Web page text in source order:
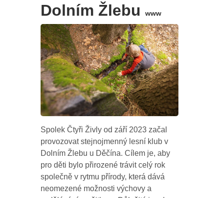
Dolním Žlebuwww
Spolek Čtyři Živly od září 2023 začal
provozovat stejnojmenný lesní klub v
Dolním Žlebu u Děčína. Cílem je, aby
pro děti bylo přirozené trávit celý rok
společně v rytmu přírody, která dává
neomezené možnosti výchovy a